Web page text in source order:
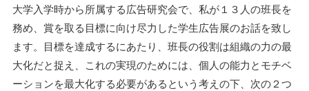
大学入学時から所属する広告研究会で、私が１３人の班長を
務め、賞を取る目標に向け尽力した学生広告展のお話を致し
ます。目標を達成するにあたり、班長の役割は組織の力の最
大化だと捉え、これの実現のためには、個人の能力とモチベ
ーションを最大化する必要があるという考えの下、次の２つ